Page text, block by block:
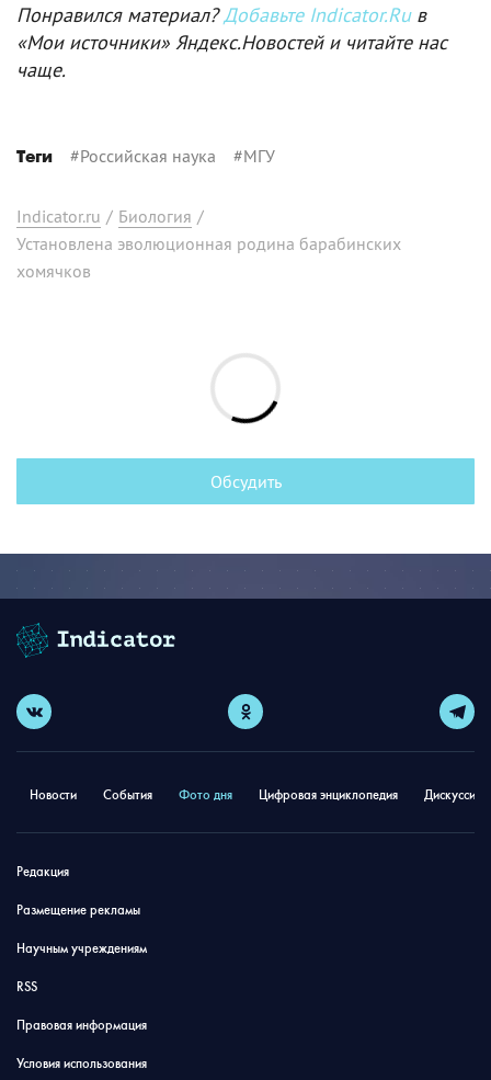
Понравился материал?Добавьте Indicator.Ruв
«Мои источники» Яндекс.Новостей и читайте нас
чаще.
Теги #Российская наука #МГУ
Indicator.ru / Биология /
Установлена эволюционная родина барабинских
хомячков
Обсудить
Новости События Фото дня Цифровая энциклопедия
Редакция
Размещение рекламы
Научным учреждениям
RSS
Правовая информация
Условия использования